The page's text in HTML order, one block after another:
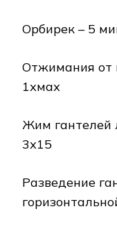
Орбирек – 5
Отжимания от
1хмах
Жим гантелей
3х15
Разведение